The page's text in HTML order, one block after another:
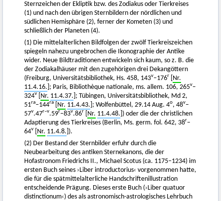
Sternzeichen der Ekliptik bzw. des Zodiakus oder Tierkreises
(1) und nach den übrigen Sternbildern der nördlichen und
südlichen Hemisphäre (2), ferner der Kometen (3) und
schließlich der Planeten (4).
(1) Die mittelalterlichen Bildfolgen der zwölf Tierkreiszeichen
spiegeln nahezu ungebrochen die Ikonographie der Antike
wider. Neue Bildtraditionen entwickeln sich kaum, so z. B. die
der Zodiakalhäuser mit den zugehörigen drei Dekangöttern
(Freiburg, Universitätsbibliothek, Hs. 458, 143v–176r
Nr.
11.4.16. ]; Paris, Bibliothèque nationale, ms. allem. 106, 265v–
324v Nr. 11.4.37. ]; Tübingen, Universitätsbibliothek, Md 2,
51ra–144ra Nr. 11.4.43. ]; Wolfenbüttel, 29.14 Aug. 4o, 48v–
57v.47r–v.59r–83v.86r Nr. 11.4.48. ]) oder die der christlichen
Adaptierung des Tierkreises (Berlin, Ms. germ. fol. 642, 38r–
64v Nr. 11.4.8. ]).
(2) Der Bestand der Sternbilder erfuhr durch die
Neubearbeitung des antiken Sternekanons, die der
Hofastronom Friedrichs II., Michael Scotus (ca. 1175–1234) im
ersten Buch seines ›Liber introductorius‹ vorgenommen hatte,
die für die spätmittelalterliche Handschriftenillustration
entscheidende Prägung. Dieses erste Buch (›Liber quatuor
distinctionum‹) des als astronomisch-astrologisches Lehrbuch